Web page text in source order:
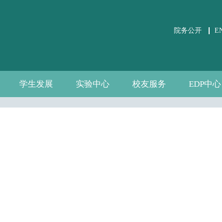
院务公开
学生发展
学生事务
党团建设
课外培养
职业发展
实验中心
关于实验中心
通知公告
规章制度
数据资源
虚仿实验平台
自建资源
公共微观数据
相关文件下载
校友服务
分会介绍
校友活动
校友风采
EDP中心
中心介绍
新闻通告
师资团队
联系我们